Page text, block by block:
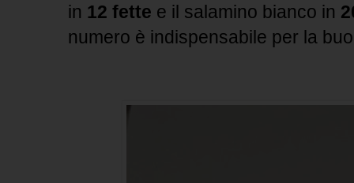
in 12 fette e il salamino bianco in
numero è indispensabile per la